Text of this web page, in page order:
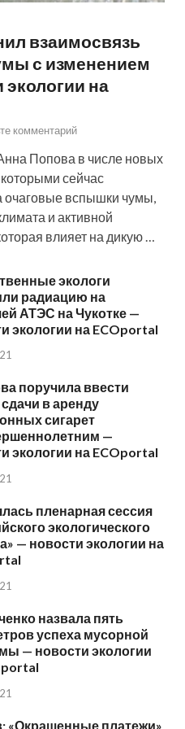
взаимосвязь
с изменением
на
комментарий
Попова в числе новых
сейчас
очаговые вспышки чумы,
и активной
влияет на дикую …
экологи
радиацию на
АТЭС на Чукотке —
экологии на ECOportal
поручила ввести
в аренду
сигарет
—
экологии на ECOportal
пленарная сессия
экологического
— новости экологии на
назвала пять
успеха мусорной
— новости экологии
«Окрашенные платежи»